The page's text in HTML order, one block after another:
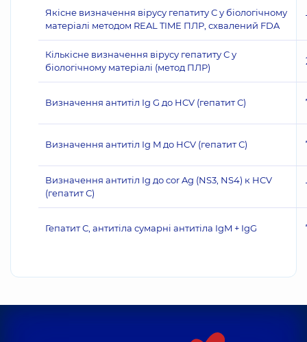
Якісне визначення вірусу гепатиту С у біологічному
матеріалі методом REAL TIME ПЛР, схвалений FDA
Кількісне визначення вірусу гепатиту С у
біологічному матеріалі (метод ПЛР)
Визначення антитіл Ig G до HCV (гепатит С)
Визначення антитіл Ig M до HCV (гепатит С)
Визначення антитіл Ig до cor Ag (NS3, NS4) к HCV
(гепатит С)
Гепатит С, антитіла сумарні антитіла IgM + IgG